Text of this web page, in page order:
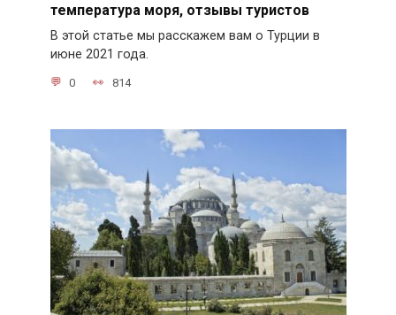
температура моря, отзывы туристов
В этой статье мы расскажем вам о Турции в
июне 2021 года.
0 814